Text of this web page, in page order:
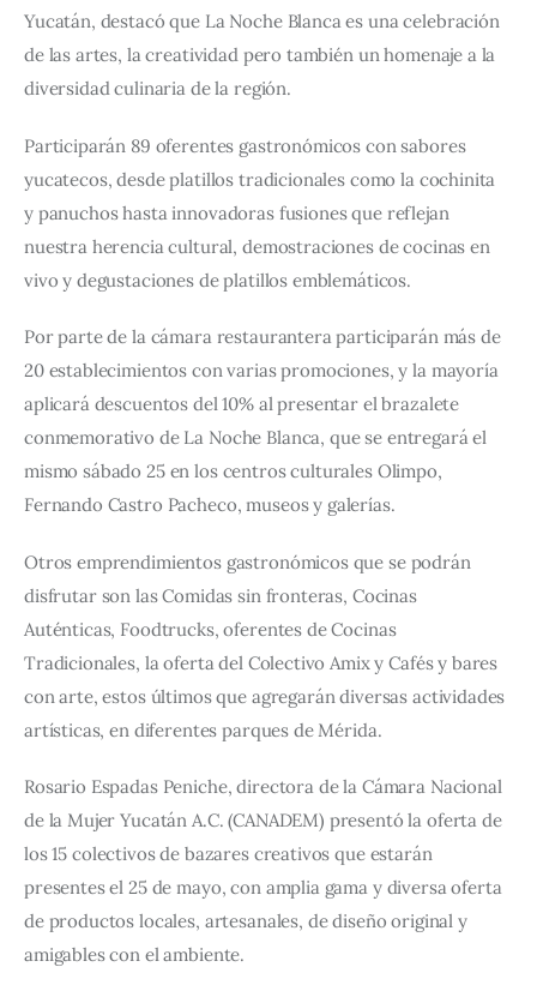
Yucatán, destacó que La Noche Blanca es una celebración
de las artes, la creatividad pero también un homenaje a la
diversidad culinaria de la región.
Participarán 89 oferentes gastronómicos con sabores
yucatecos, desde platillos tradicionales como la cochinita
y panuchos hasta innovadoras fusiones que reflejan
nuestra herencia cultural, demostraciones de cocinas en
vivo y degustaciones de platillos emblemáticos.
Por parte de la cámara restaurantera participarán más de
20 establecimientos con varias promociones, y la mayoría
aplicará descuentos del 10% al presentar el brazalete
conmemorativo de La Noche Blanca, que se entregará el
mismo sábado 25 en los centros culturales Olimpo,
Fernando Castro Pacheco, museos y galerías.
Otros emprendimientos gastronómicos que se podrán
disfrutar son las Comidas sin fronteras, Cocinas
Auténticas, Foodtrucks, oferentes de Cocinas
Tradicionales, la oferta del Colectivo Amix y Cafés y bares
con arte, estos últimos que agregarán diversas actividades
artísticas, en diferentes parques de Mérida.
Rosario Espadas Peniche, directora de la Cámara Nacional
de la Mujer Yucatán A.C. (CANADEM) presentó la oferta de
los 15 colectivos de bazares creativos que estarán
presentes el 25 de mayo, con amplia gama y diversa oferta
de productos locales, artesanales, de diseño original y
amigables con el ambiente.